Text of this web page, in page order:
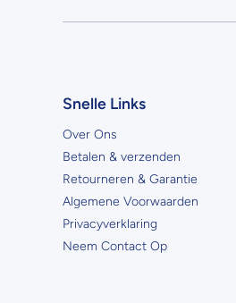
Snelle Links
Over Ons
Betalen & verzenden
Retourneren & Garantie
Algemene Voorwaarden
Privacyverklaring
Neem Contact Op